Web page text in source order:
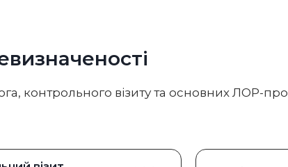
контрольного візиту та основних ЛОР-